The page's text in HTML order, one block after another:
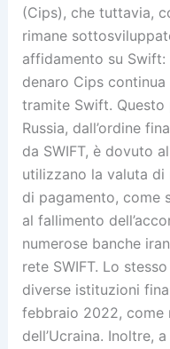
(Cips), che tuttavia,
rimane
affidamento su Swift:
denaro Cips
tramite Swift. Questo
Russia, dall’ordine
da SWIFT, è dovuto
utilizzano la valuta di
di pagamento, come
al fallimento
numerose banche
rete SWIFT. Lo
diverse istituzioni
febbraio 2022, come
dell’Ucraina. Inoltre,